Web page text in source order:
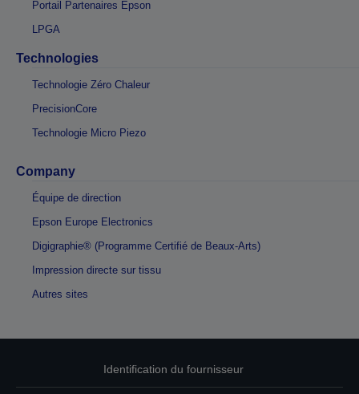
Portail Partenaires Epson
LPGA
Technologies
Technologie Zéro Chaleur
PrecisionCore
Technologie Micro Piezo
Company
Équipe de direction
Epson Europe Electronics
Digigraphie® (Programme Certifié de Beaux-Arts)
Impression directe sur tissu
Autres sites
Identification du fournisseur